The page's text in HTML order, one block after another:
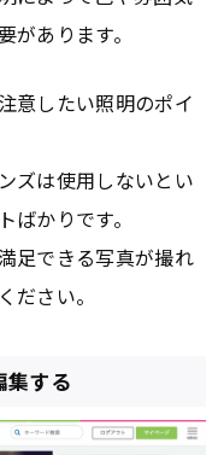
あります。
意したい照明のポイ
ズは使用しないとい
かりです。
足できる写真が撮れ
ださい。
集する